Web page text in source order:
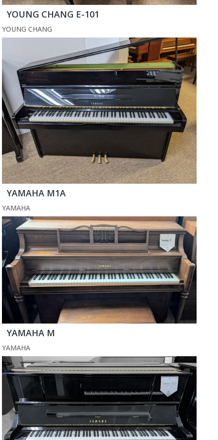
YOUNG CHANG E-101
YOUNG CHANG
YAMAHA M1A
YAMAHA
YAMAHA M
YAMAHA